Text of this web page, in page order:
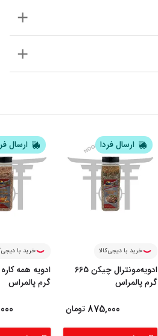
ارسال فردا
خرید با دیجی‌کالا
ادویه‌مونترال چیکن 665
گرم پالمراس
875,000 تومان
ارسال
خرید با
گرم پالمراس